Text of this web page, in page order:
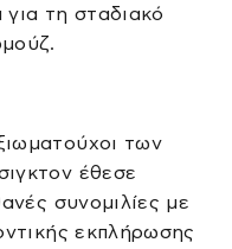
τη σταδιακό
των
έθεσε
συνομιλίες με
εκπλήρωσης